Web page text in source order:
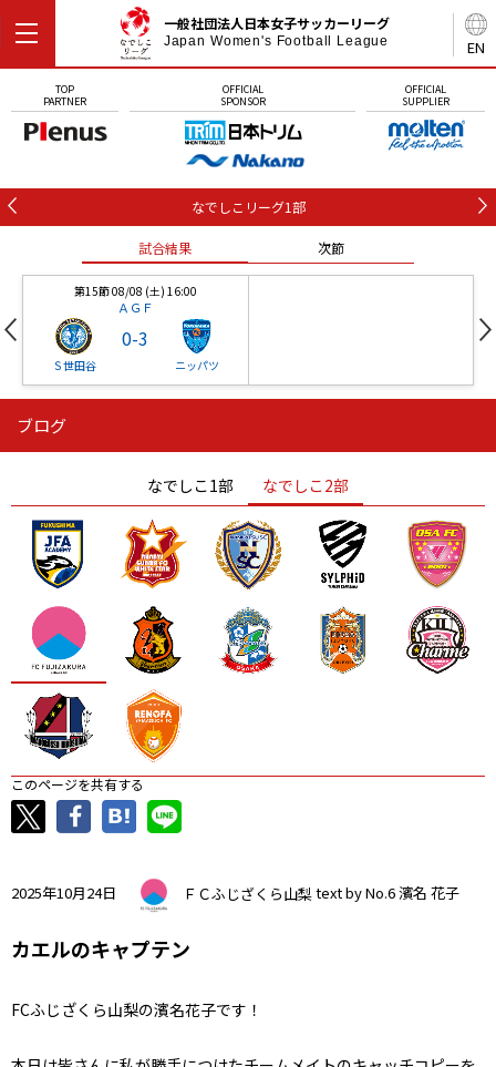
EN
一般社団法人日本女子サッカーリーグ
Japan Women's Football League
TOP
PARTNER
OFFICIAL
SPONSOR
OFFICIAL
SUPPLIER
なでしこリーグ1部
試合結果 次節
第15節 08/08 (土) 16:00
ＡＧＦ
Ｓ世田谷
0-3
ニッパツ
ニッパツ
ニッパツ 名古屋
石人の星
静岡 愛媛Ｌ
ブログ
なでしこ1部 なでしこ2部
このページを共有する
2025年10月24日 ＦＣふじざくら山梨text by No.6 濱名 花子
カエルのキャプテン
FCふじざくら山梨の濱名花子です！